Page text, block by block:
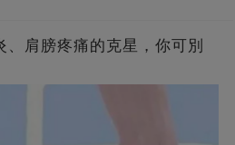
、肩膀疼痛的克星，你可別